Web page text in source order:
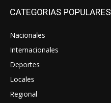
CATEGORIAS POPULARES
Nacionales
Internacionales
Deportes
Locales
Regional